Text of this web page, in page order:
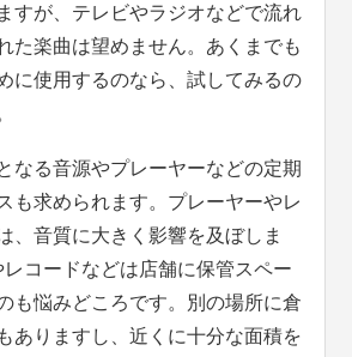
すが、テレビやラジオなどで流れ
た楽曲は望めません。あくまでも
に使用するのなら、試してみるの
なる音源やプレーヤーなどの定期
も求められます。プレーヤーやレ
、音質に大きく影響を及ぼしま
コードなどは店舗に保管スペー
も悩みどころです。別の場所に倉
ありますし、近くに十分な面積を